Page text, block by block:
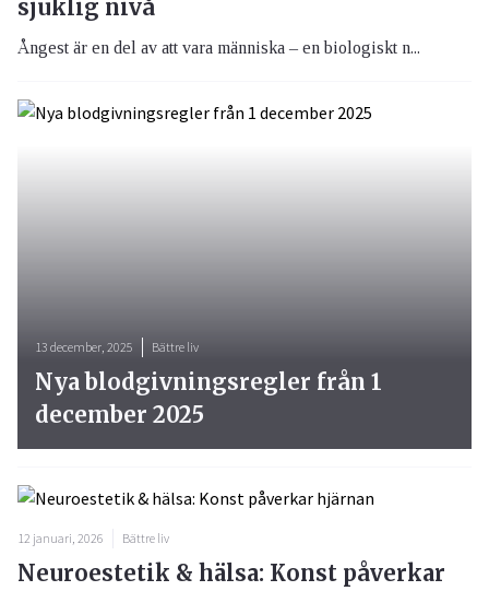
sjuklig nivå
Ångest är en del av att vara människa – en biologiskt n...
12 januari, 2026 Bättre liv
Neuroestetik & hälsa: Konst påverkar
13 december, 2025 Bättre liv
Nya blodgivningsregler från 1
december 2025